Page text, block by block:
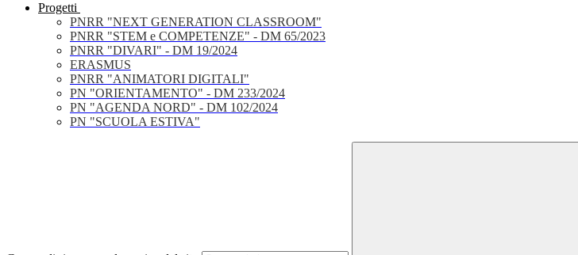
Progetti
PNRR "NEXT GENERATION CLASSROOM"
PNRR "STEM e COMPETENZE" - DM 65/2023
PNRR "DIVARI" - DM 19/2024
ERASMUS
PNRR "ANIMATORI DIGITALI"
PN "ORIENTAMENTO" - DM 233/2024
PN "AGENDA NORD" - DM 102/2024
PN "SCUOLA ESTIVA"